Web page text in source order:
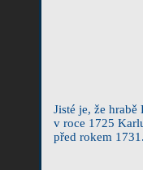
Jisté je, že
v roce 1725
před rokem